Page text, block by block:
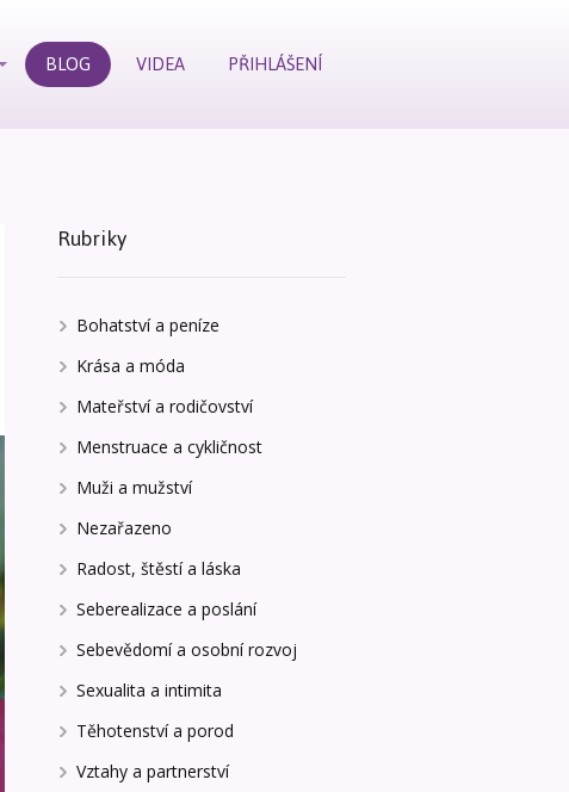
BLOG VIDEA PŘIHLÁŠENÍ
Rubriky
Bohatství a peníze
Krása a móda
Mateřství a rodičovství
Menstruace a cykličnost
Muži a mužství
Nezařazeno
Radost, štěstí a láska
Seberealizace a poslání
Sebevědomí a osobní rozvoj
Sexualita a intimita
Těhotenství a porod
Vztahy a partnerství